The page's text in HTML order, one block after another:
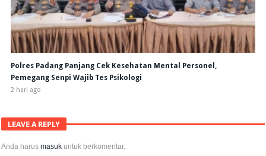
Polres Padang Panjang Cek Kesehatan Mental Personel,
Pemegang Senpi Wajib Tes Psikologi
2 hari ago
LEAVE A REPLY
Anda harusmasuk untuk berkomentar.